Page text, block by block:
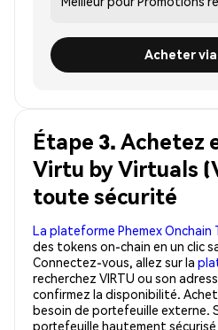
Acheter
Étape 3. Achetez
Virtu by Virtuals
toute sécurité
La plateforme Phemex Onchain
des tokens on-chain en un clic
Connectez-vous, allez sur la
recherchez VIRTU ou son
confirmez la disponibilité.
besoin de portefeuille externe.
portefeuille hautement sécurisé